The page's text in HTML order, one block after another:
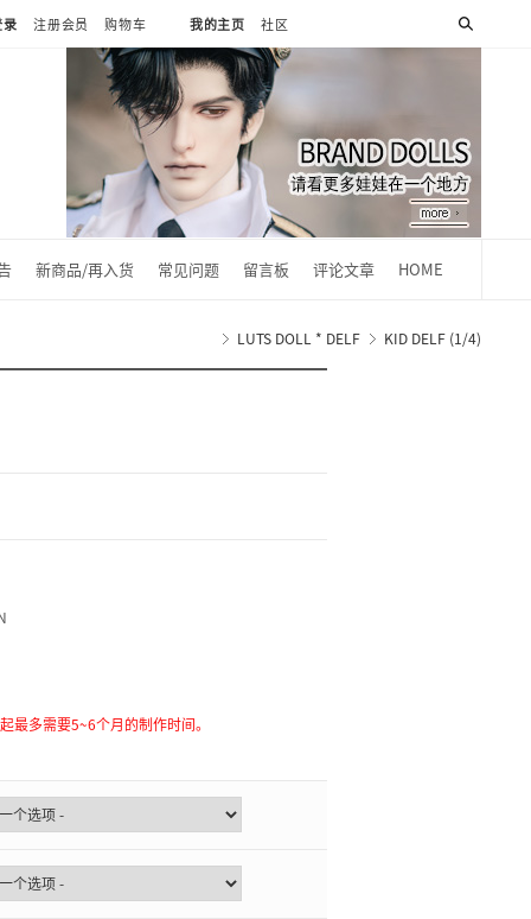
注册会员 购物车 我的主页 社区
新商品/再入货 常见问题 留言板 评论文章 HOME
LUTS DOLL * DELF KID DELF (1/4)
最多需要5~6个月的制作时间。